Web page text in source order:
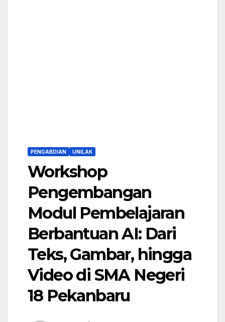
PENGABDIAN UNILAK
Workshop
Pengembangan
Modul Pembelajaran
Berbantuan AI: Dari
Teks, Gambar, hingga
Video di SMA Negeri
18 Pekanbaru